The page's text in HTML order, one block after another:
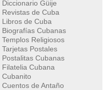
Diccionario Güije
Revistas de Cuba
Libros de Cuba
Biografías Cubanas
Templos Religiosos
Tarjetas Postales
Postalitas Cubanas
Filatelia Cubana
Cubanito
Cuentos de Antaño